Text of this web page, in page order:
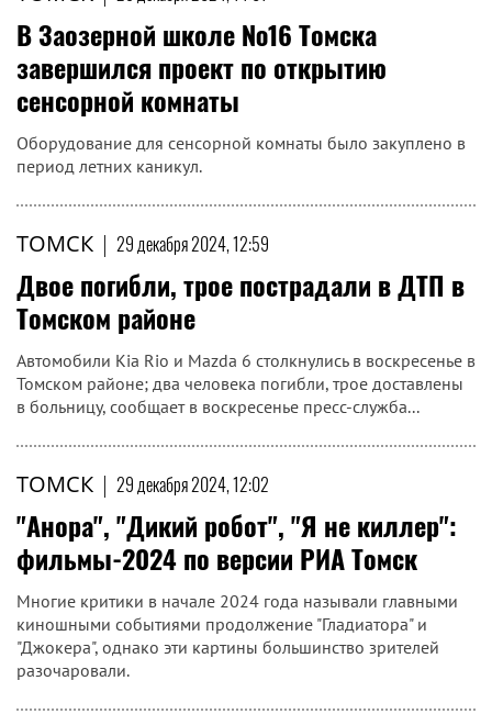
В Заозерной школе №16 Томска
завершился проект по открытию
сенсорной комнаты
Оборудование для сенсорной комнаты было закуплено в
период летних каникул.
ТОМСК | 29 декабря 2024, 12:59
Двое погибли, трое пострадали в ДТП в
Томском районе
Автомобили Kia Rio и Mazda 6 столкнулись в воскресенье в
Томском районе; два человека погибли, трое доставлены
в больницу, сообщает в воскресенье пресс-служба...
ТОМСК | 29 декабря 2024, 12:02
"Анора", "Дикий робот", "Я не киллер":
фильмы-2024 по версии РИА Томск
Многие критики в начале 2024 года называли главными
киношными событиями продолжение "Гладиатора" и
"Джокера", однако эти картины большинство зрителей
разочаровали.